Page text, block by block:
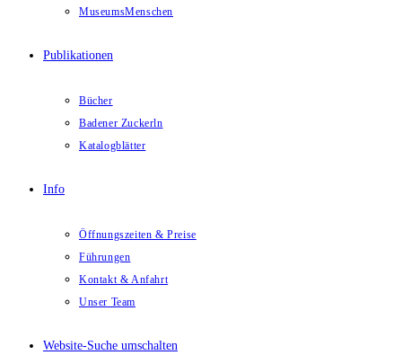
MuseumsMenschen
Publikationen
Bücher
Badener Zuckerln
Katalogblätter
Info
Öffnungszeiten & Preise
Führungen
Kontakt & Anfahrt
Unser Team
Website-Suche umschalten